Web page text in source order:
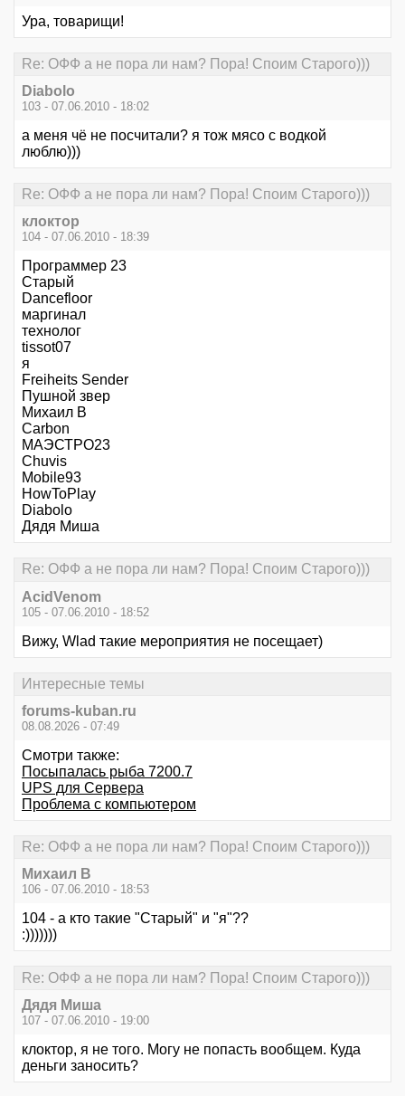
Ура, товарищи!
Re: ОФФ а не пора ли нам? Пора! Споим Старого)))
Diabolo
103 - 07.06.2010 - 18:02
а меня чё не посчитали? я тож мясо с водкой
люблю)))
Re: ОФФ а не пора ли нам? Пора! Споим Старого)))
клоктор
104 - 07.06.2010 - 18:39
Программер 23
Старый
Dancefloor
маргинал
технолог
tissot07
я
Freiheits Sender
Пушной звер
Михаил В
Carbon
МАЭСТРО23
Chuvis
Mobile93
HowToPlay
Diabolo
Дядя Миша
Re: ОФФ а не пора ли нам? Пора! Споим Старого)))
AcidVenom
105 - 07.06.2010 - 18:52
Вижу, Wlad такие мероприятия не посещает)
Интересные темы
forums-kuban.ru
08.08.2026 - 07:49
Смотри также:
Посыпалась рыба 7200.7
UPS для Сервера
Проблема с компьютером
Re: ОФФ а не пора ли нам? Пора! Споим Старого)))
Михаил В
106 - 07.06.2010 - 18:53
104 - а кто такие "Старый" и "я"??
:)))))))
Re: ОФФ а не пора ли нам? Пора! Споим Старого)))
Дядя Миша
107 - 07.06.2010 - 19:00
клоктор, я не того. Могу не попасть вообщем. Куда
деньги заносить?